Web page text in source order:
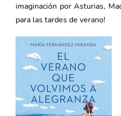
imaginación por Asturias,
para las tardes de verano!